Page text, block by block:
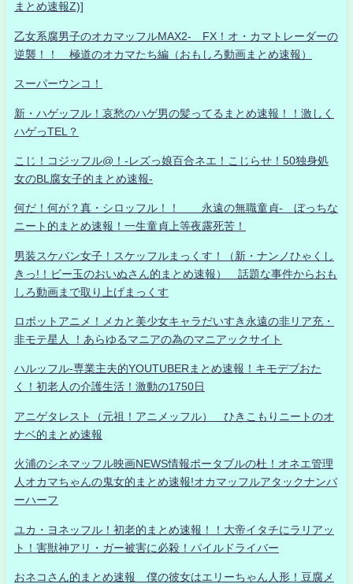
まとめ速報Z)]
乙女系腐男子のオカマッフルMAX2- FX！オ・カマトレーダーの
逆襲！！ 極道のオカマたち編（おもしろ動画まとめ速報）
スーパーウンコ！
新・ハゲッフル！哀愁のハゲ男の髪ってるまとめ速報！！激しく
ハゲっTEL？
こじ！コジッフル@！-レズっ娘百合ネエ！こじらせ！50独身処
女のBL腐女子的まとめ速報-
何だ！何が？真・シロッフル！！ 永遠の無職童貞- ぼっちな
ニート的まとめ速報！一生童貞上等夜露死苦！
男装スケバン女子！スケッフルまっくす！（新・ナンノひゃくし
きっ!！ビー玉のおいぬさん的まとめ速報） 話題な事件からおも
しろ動画まで取り上げまっくす
ロボットアニメ！メカと美少女キャラだいすき永遠の非リア充・
非モテ星人 ！あらゆるマニアの為のマニアックサイト
ハルッフル-専業主夫的YOUTUBERまとめ速報！キモデブおた
く！初老人の介護生活！激動の1750日
アニゲタレスト（元祖！アニメッフル） ひきこもりニートのオ
ナベ的まとめ速報
火浦のシネマッフル映画NEWS情報ポータブルの杜！オネエ管理
人オカマちゃんの鬼女的まとめ速報!オカマッフルアタックナンバ
ーハーフ
ユカ・ヨネッフル！初老的まとめ速報！！大帝イタチにラリアッ
ト！害獣神アリ・ガー被害に必殺！パイルドライバー
おネコさん的まとめ速報 僕の彼女はエリーちゃん人形！豆腐メ